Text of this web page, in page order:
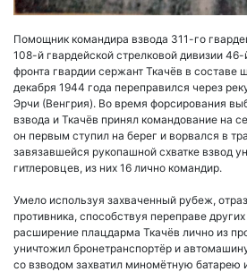
Помощник командира взвода 311-го
108-й гвардейской стрелковой дивизии
фронта гвардии сержант Ткачёв в составе
декабря 1944 года переправился через
Эрчи (Венгрия). Во время форсирования
взвода и Ткачёв принял командование на
он первым ступил на берег и ворвался в
завязавшейся рукопашной схватке взвод
гитлеровцев, из них 16 лично командир.
Умело используя захваченный рубеж,
противника, способствуя переправе
расширение плацдарма Ткачёв лично из
уничтожил бронетранспортёр и
со взводом захватил миномётную батарею